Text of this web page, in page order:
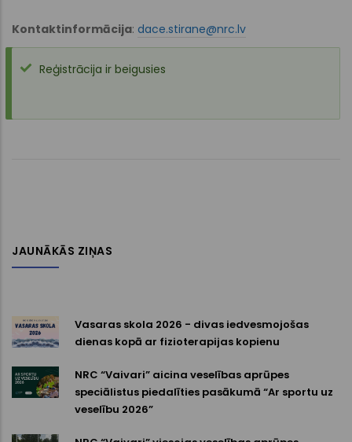
Kontaktinformācija: dace.stirane@nrc.lv
Statusa
Reģistrācija ir beigusies
JAUNĀKĀS ZIŅAS
Vasaras skola 2026 - divas iedvesmojošas
dienas kopā ar fizioterapijas kopienu
NRC “Vaivari” aicina veselības aprūpes
speciālistus piedalīties pasākumā “Ar sportu uz
veselību 2026”